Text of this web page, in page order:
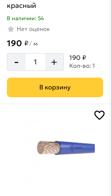
красный
В наличии: 54
Нет оценок
190 ₽/ м
- + 190 ₽
Кол-во: 1
В корзину